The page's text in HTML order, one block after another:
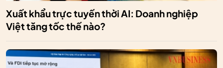
Xuất khẩu trực tuyến thời AI: Doanh nghiệp
Việt tăng tốc thế nào?